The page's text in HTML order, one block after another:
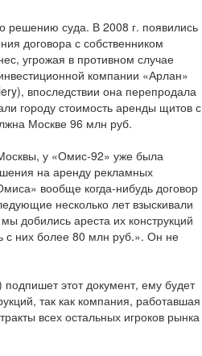
решению суда. В 2008 г. появились
договора с собственником
угрожая в противном случае
компании «Арлан»
впоследствии она перепродала
городу стоимость аренды щитов с
Москве 96 млн руб.
у «Омис-92» уже была
на аренду рекламных
вообще когда-нибудь договор
несколько лет взыскивали
добились ареста их конструкций
с них более 80 млн руб.». Он не
этот документ, ему будет
так как компания, работавшая
всех остальных игроков рынка